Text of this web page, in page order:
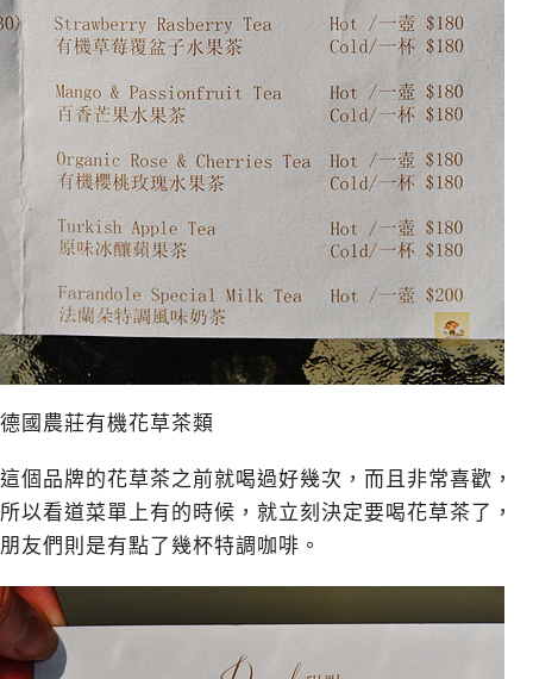
德國農莊有機花草茶類
這個品牌的花草茶之前就喝過好幾次，而且非常喜歡，
所以看道菜單上有的時候，就立刻決定要喝花草茶了，
朋友們則是有點了幾杯特調咖啡。